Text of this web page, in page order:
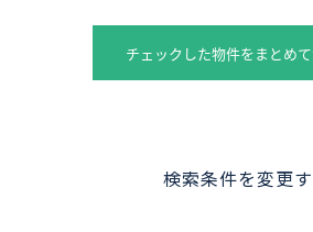
チェックした物件をまとめ
検索条件を変更